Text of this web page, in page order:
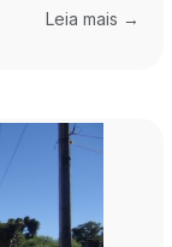
Leia mais →